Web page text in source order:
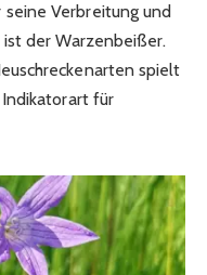
Verbreitung und
ist der Warzenbeißer.
spielt
für